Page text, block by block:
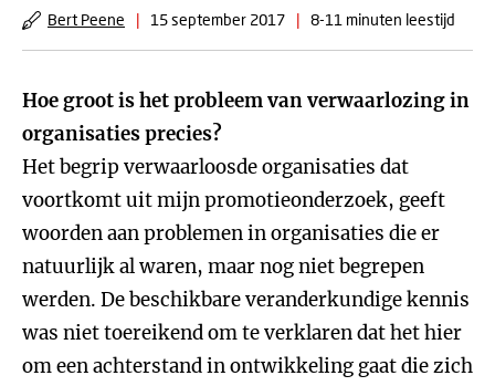
Bert Peene | 15 september 2017 | 8-11 minuten leestijd
Hoe groot is het probleem van verwaarlozing in
organisaties precies?
Het begrip verwaarloosde organisaties dat
voortkomt uit mijn promotieonderzoek, geeft
woorden aan problemen in organisaties die er
natuurlijk al waren, maar nog niet begrepen
werden. De beschikbare veranderkundige kennis
was niet toereikend om te verklaren dat het hier
om een achterstand in ontwikkeling gaat die zich